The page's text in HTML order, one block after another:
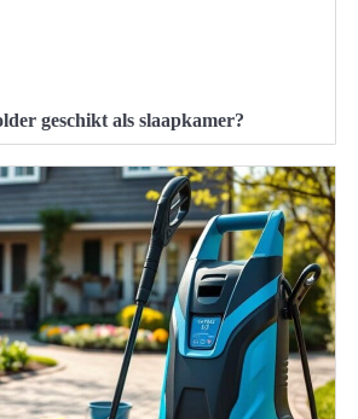
geschikt als slaapkamer?